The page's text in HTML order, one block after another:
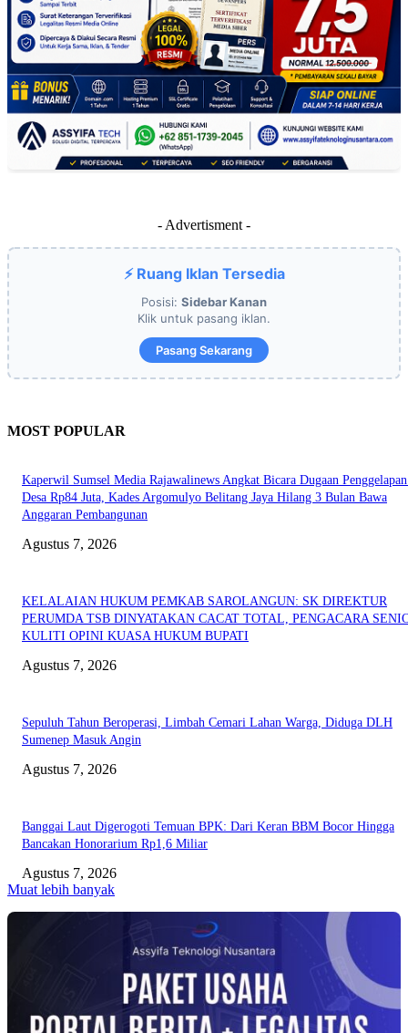
- Advertisment -
⚡ Ruang Iklan Tersedia
Posisi: Sidebar Kanan
Klik untuk pasang iklan.
Pasang Sekarang
MOST POPULAR
Kaperwil Sumsel Media Rajawalinews Angkat Bicara Dugaan
Desa Rp84 Juta, Kades Argomulyo Belitang Jaya Hilang 3 Bulan Bawa
Anggaran Pembangunan
Agustus 7, 2026
KELALAIAN HUKUM PEMKAB SAROLANGUN: SK DIREKTUR
PERUMDA TSB DINYATAKAN CACAT TOTAL, PENGACARA
KULITI OPINI KUASA HUKUM BUPATI
Agustus 7, 2026
Sepuluh Tahun Beroperasi, Limbah Cemari Lahan Warga, Diduga DLH
Sumenep Masuk Angin
Agustus 7, 2026
Banggai Laut Digerogoti Temuan BPK: Dari Keran BBM Bocor Hingga
Bancakan Honorarium Rp1,6 Miliar
Agustus 7, 2026
Muat lebih banyak